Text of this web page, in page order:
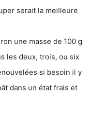
serait la meilleure
une masse de 100 g
les deux, trois, ou six
si besoin il y
dans un état frais et